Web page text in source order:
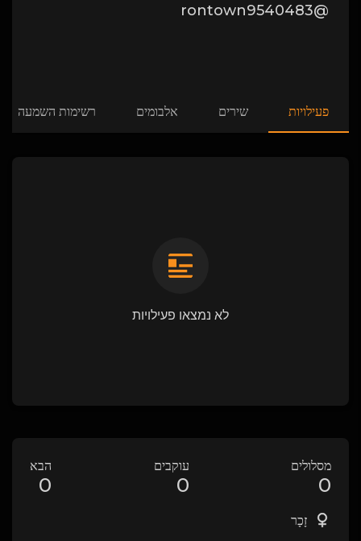
@rontown9540483
פעילויות שירים אלבומים רשימות השמעה
לא נמצאו פעילויות
מסלולים
0
עוקבים
0
הבא
0
זָכָר